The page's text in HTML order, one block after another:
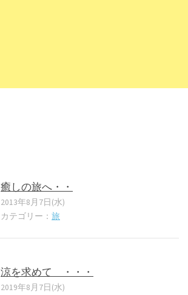
癒しの旅へ・・
2013年8月7日(水)
カテゴリー： 旅
涼を求めて ・・・
2019年8月7日(水)